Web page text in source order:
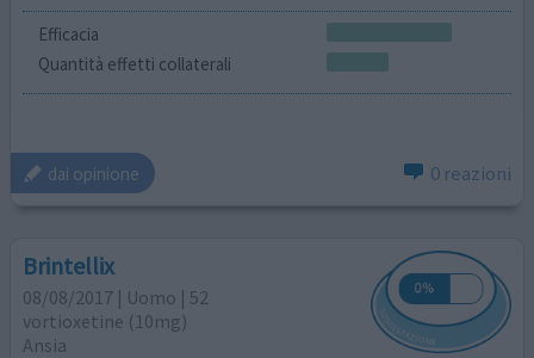
Efficacia
Quantità effetti collaterali
dai opinione 0 reazioni
Brintellix
08/08/2017 | Uomo | 52
vortioxetine (10mg)
Ansia